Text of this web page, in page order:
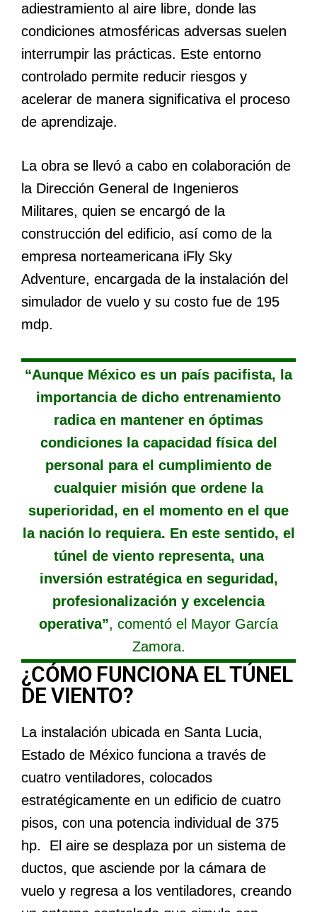
adiestramiento al aire libre, donde las
condiciones atmosféricas adversas suelen
interrumpir las prácticas. Este entorno
controlado permite reducir riesgos y
acelerar de manera significativa el proceso
de aprendizaje.
La obra se llevó a cabo en colaboración de
la Dirección General de Ingenieros
Militares, quien se encargó de la
construcción del edificio, así como de la
empresa norteamericana iFly Sky
Adventure, encargada de la instalación del
simulador de vuelo y su costo fue de 195
mdp.
“Aunque México es un país pacifista, la
importancia de dicho entrenamiento
radica en mantener en óptimas
condiciones la capacidad física del
personal para el cumplimiento de
cualquier misión que ordene la
superioridad, en el momento en el que
la nación lo requiera. En este sentido, el
túnel de viento representa, una
inversión estratégica en seguridad,
profesionalización y excelencia
operativa”, comentó el Mayor García
Zamora.
¿CÓMO FUNCIONA EL TÚNEL
DE VIENTO?
La instalación ubicada en Santa Lucia,
Estado de México funciona a través de
cuatro ventiladores, colocados
estratégicamente en un edificio de cuatro
pisos, con una potencia individual de 375
hp. El aire se desplaza por un sistema de
ductos, que asciende por la cámara de
vuelo y regresa a los ventiladores, creando